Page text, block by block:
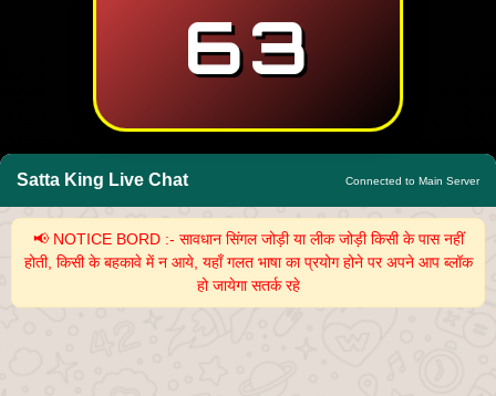
63
Satta King Live Chat Connected to Main Server
📢 NOTICE BORD :- सावधान सिंगल जोड़ी या लीक जोड़ी किसी के पास नहीं
होती, किसी के बहकावे में न आये, यहाँ गलत भाषा का प्रयोग होने पर अपने आप ब्लॉक
हो जायेगा सतर्क रहे